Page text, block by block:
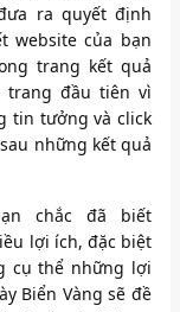
ra quyết định
website của bạn
trang kết quả
trang đầu tiên vì
tin tưởng và click
những kết quả
chắc đã biết
lợi ích, đặc biệt
cụ thể những lợi
Biển Vàng sẽ đề